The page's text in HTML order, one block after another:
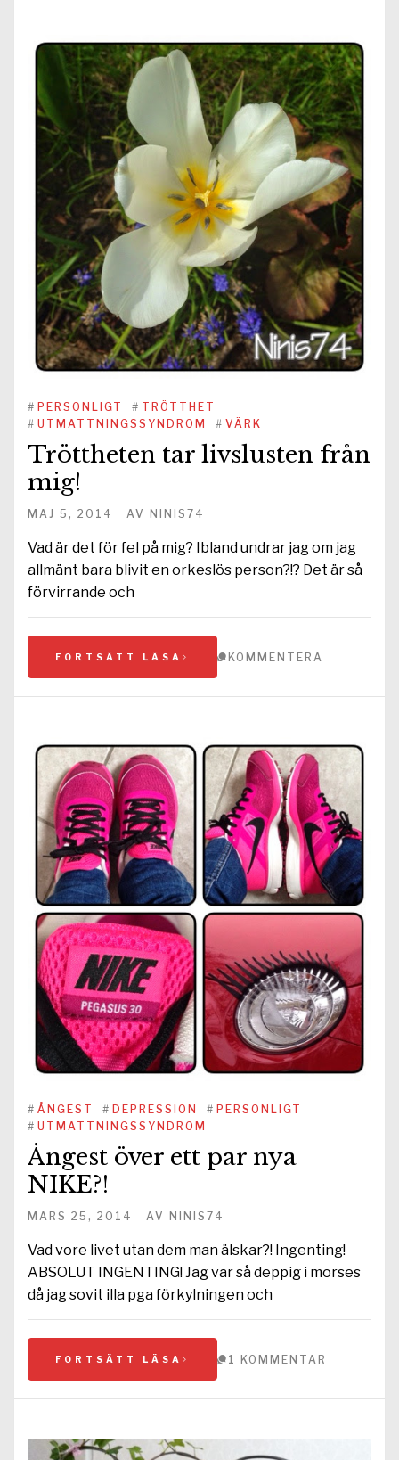
# PERSONLIGT # TRÖTTHET
# UTMATTNINGSSYNDROM # VÄRK
Tröttheten tar livslusten från
mig!
MAJ 5, 2014 AV NINIS74
Vad är det för fel på mig? Ibland undrar jag om jag
allmänt bara blivit en orkeslös person?!? Det är så
förvirrande och
FORTSÄTT LÄSA KOMMENTERA
# ÅNGEST # DEPRESSION # PERSONLIGT
# UTMATTNINGSSYNDROM
Ångest över ett par nya
NIKE?!
MARS 25, 2014 AV NINIS74
Vad vore livet utan dem man älskar?! Ingenting!
ABSOLUT INGENTING! Jag var så deppig i morses
då jag sovit illa pga förkylningen och
FORTSÄTT LÄSA 1 KOMMENTAR